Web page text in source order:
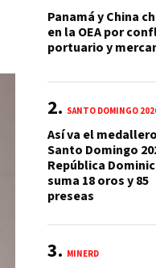
Panamá y China
en la OEA por
portuario y
SANTO DOMINGO
Así va el
Santo Domingo
República
suma 18 oros y 85
preseas
MINERD